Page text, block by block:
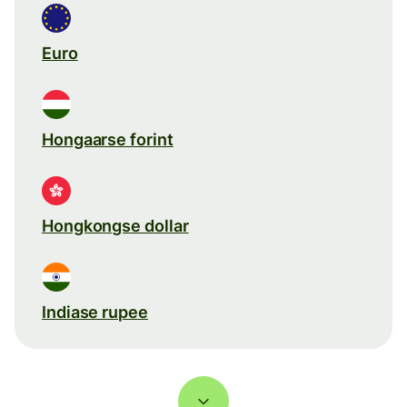
Euro
Hongaarse forint
Hongkongse dollar
Indiase rupee